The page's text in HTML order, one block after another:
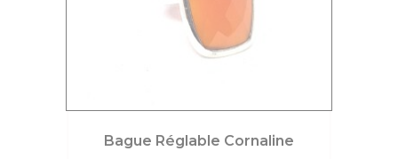
Bague Réglable Cornaline